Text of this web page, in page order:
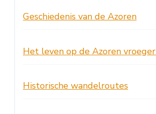
Geschiedenis van de Azoren
Het leven op de Azoren
Historische wandelroutes